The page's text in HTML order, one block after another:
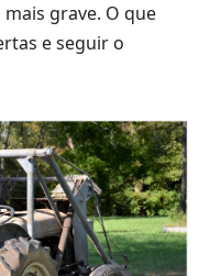
grave. O que
e seguir o